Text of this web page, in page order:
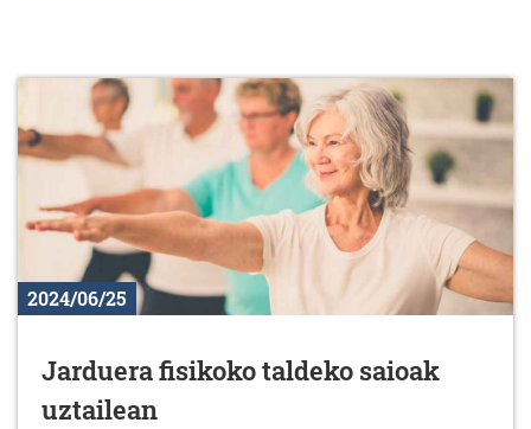
2024/06/25
Jarduera fisikoko taldeko saioak
uztailean